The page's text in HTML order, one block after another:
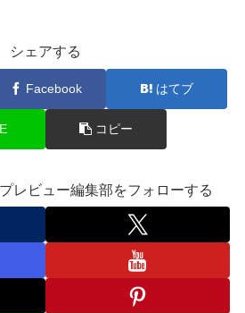
シェアする
Facebook はてブ
コピー
レビュー編集部をフォローする